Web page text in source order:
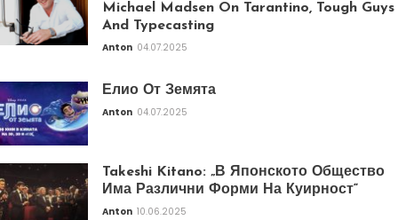
Michael Madsen On Tarantino, Tough Guys
And Typecasting
Anton 04.07.2025
Елио От Земята
Anton 04.07.2025
Takeshi Kitano: „В Японското Общество
Има Различни Форми На Куирност“
Anton 10.06.2025